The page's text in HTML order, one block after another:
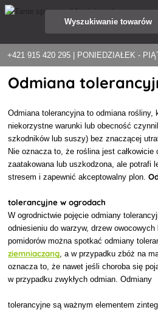
+421 915 420 295 | PONIEDZIAŁEK -
Odmiana
Odmiana tolerancyjna to odmiana
niekorzystne warunki lub obecność
szkodników lub suszy) bez znaczącej
Nie oznacza to, że roślina jest całkowicie
zaatakowana lub uszkodzona, ale potrafi
stresem i zapewnić akceptowalny plon.
tolerancyjne w ogrodach
W ogrodnictwie pojęcie odmiany
odniesieniu do warzyw, drzew
pomidorów można spotkać odmiany
ziemniaczaną , a w przypadku zbóż na
oznacza to, że nawet jeśli choroba się
w przypadku zwykłych odmian. Odmiany
tolerancyjne są ważnym elementem